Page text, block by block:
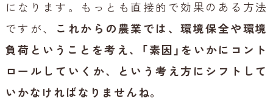
になります。もっとも直接的で効果のある方法
ですが、
これからの農業では、環境保全や環境
負荷ということを考え、「素因」をいかにコント
ロールしていくか、という考え方にシフトして
いかなければなりませんね。